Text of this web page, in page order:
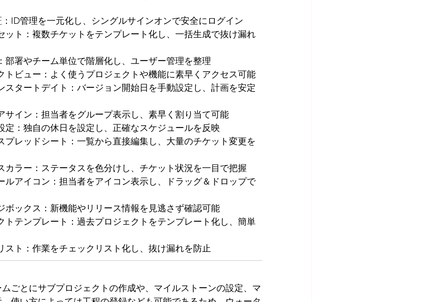
：ID管理を一元化し、シングルサインオンで安全にログイン
ット：複数チケットをテンプレート化し、一括生成で抜け漏れ
部署やチーム単位で階層化し、ユーザー管理を整理
トビュー：よく使うプロジェクトや機能に素早くアクセス可能
スタートデイト：バージョン開始日を手動設定し、計画を安定
サイン：担当者をグループ表示し、素早く割り当て可能
定：独自の休日を設定し、正確なスケジュールを反映
プレッドシート：一覧から直接編集し、大量のチケット変更を
カラー：ステータスを色分けし、チケット状況を一目で把握
ルアイコン：担当者をアイコン表示し、ドラッグ＆ドロップで
ボックス：新機能やリリース情報を見逃さず確認可能
トテンプレート：過去プロジェクトをテンプレート化し、簡単
スト：作業をチェックリスト化し、抜け漏れを防止
ごとにサブプロジェクトの作成や、マイルストーンの設定、マ